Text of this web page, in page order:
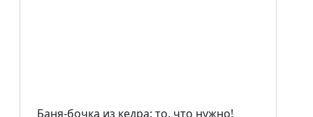
Баня-бочка из кедра: то, что нужно!